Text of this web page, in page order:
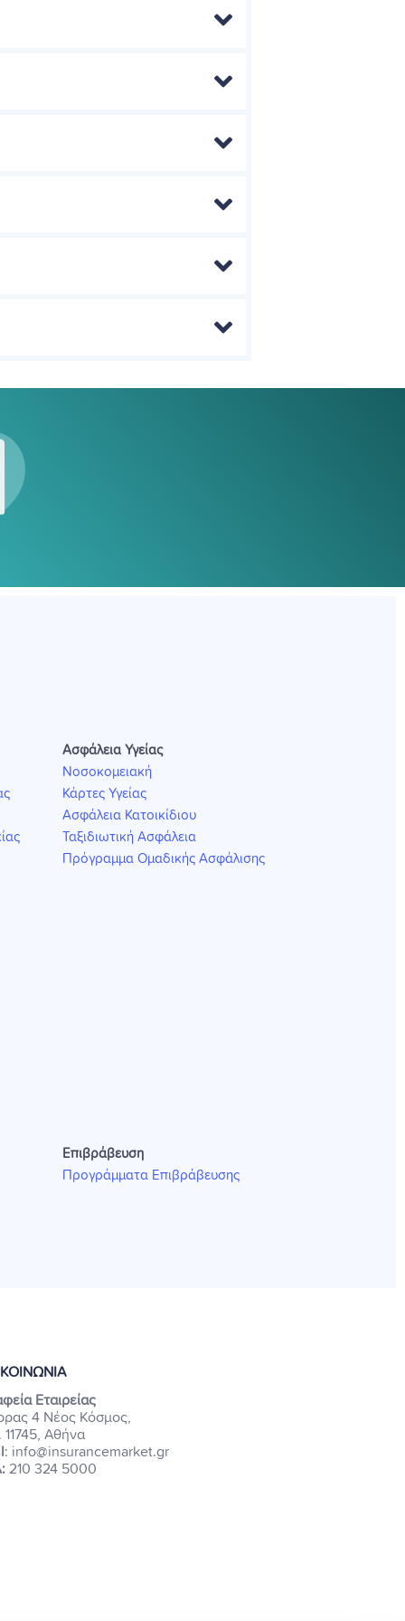
Ασφάλεια Υγείας
Νοσοκομειακή
Κάρτες Υγείας
Ασφάλεια Κατοικίδιου
Ταξιδιωτική Ασφάλεια
Πρόγραμμα Ομαδικής Ασφάλισης
Επιβράβευση
Προγράμματα Επιβράβευσης
Εταιρείας
4 Νέος Κόσμος,
11745, Αθήνα
: info@insurancemarket.gr
210 324 5000